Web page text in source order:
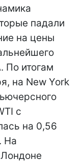
падали
на цены
По итогам
на New York
с
на 0,56
На